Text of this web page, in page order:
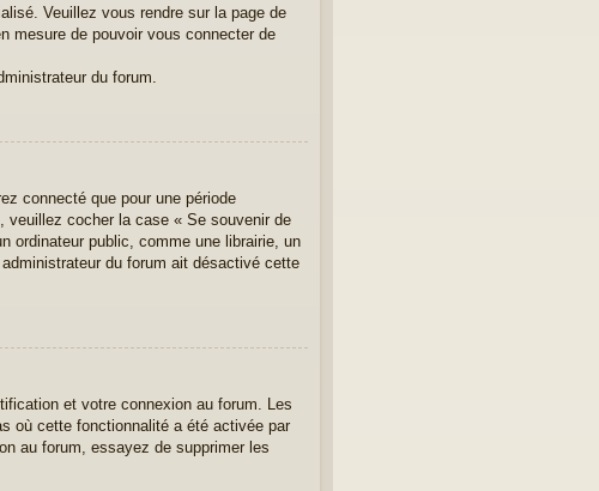
Veuillez vous rendre sur la page de
mesure de pouvoir vous connecter de
du forum.
connecté que pour une période
veuillez cocher la case « Se souvenir de
ordinateur public, comme une librairie, un
du forum ait désactivé cette
et votre connexion au forum. Les
où cette fonctionnalité a été activée par
au forum, essayez de supprimer les